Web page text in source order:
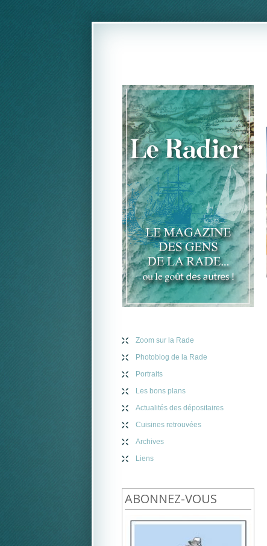
Zoom sur la Rade
Photoblog de la Rade
Portraits
Les bons plans
Actualités des dépositaires
Cuisines retrouvées
Archives
Liens
ABONNEZ-VOUS